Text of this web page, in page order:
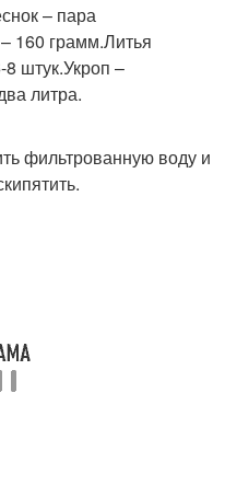
– пара
160 грамм.Литья
штук.Укроп –
литра.
фильтрованную воду и